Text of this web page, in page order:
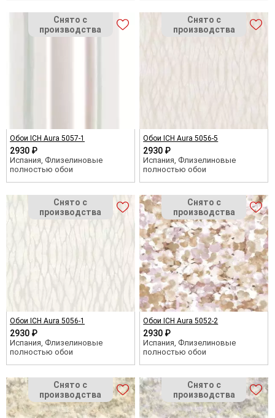
Обои ICH Aura 5057-1
2930 ₽
Испания, Флизелиновые
полностью обои
Обои ICH Aura 5056-5
2930 ₽
Испания, Флизелиновые
полностью обои
Обои ICH Aura 5056-1
2930 ₽
Испания, Флизелиновые
полностью обои
Обои ICH Aura 5052-2
2930 ₽
Испания, Флизелиновые
полностью обои